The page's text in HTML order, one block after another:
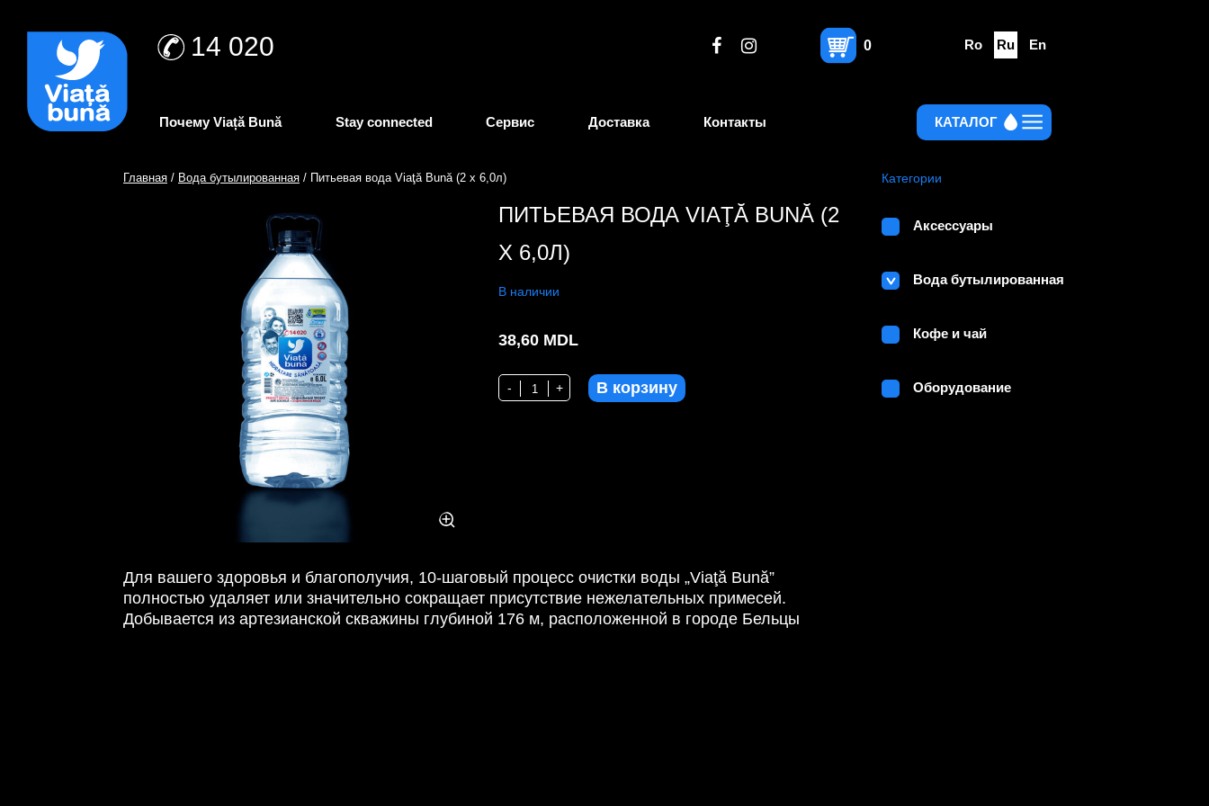
Ro Ru En
14 020 0
Почему Viață Bună Stay connected Сервис Доставка Контакты КАТАЛОГ
Главная / Вода бутылированная / Питьевая вода Viaţă Bună (2 x 6,0л)
ПИТЬЕВАЯ ВОДА VIAŢĂ BUNĂ (2
X 6,0Л)
В наличии
38,60 MDL
Количество Питьевая вода Viaţă Bună (2 x 6,0л)
- + В корзину
Для вашего здоровья и благополучия, 10-шаговый процесс очистки воды „Viaţă Bună”
полностью удаляет или значительно сокращает присутствие нежелательных примесей.
Добывается из артезианской скважины глубиной 176 м, расположенной в городе Бельцы
Категории
Аксессуары
Вода бутылированная
Кофе и чай
Оборудование